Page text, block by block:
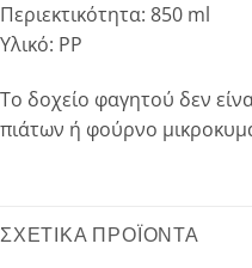
Περιεκτικότητα: 850 ml
Υλικό: PP
Το δοχείο φαγητού δεν
πιάτων ή φούρνο
ΣΧΕΤΙΚΆ ΠΡΟΪΌΝΤΑ